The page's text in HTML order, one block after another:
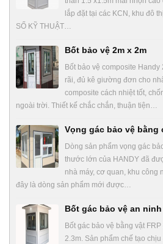
lắp đặt tại các KCN, khu đô
SỐ KỸ THUẬT…
Bốt bảo vệ 2m x 2m
Bốt bảo vệ composite
rãi, đủ kê giường đơn cho
composite cách nhiệt tốt,
ngoài trời. Thiết kế chắc chắn, thuận tiện…
Vọng gác bảo vệ
Dòng sản phẩm vọng gác
thước lớn của HANDY đã
nhà máy, cơ quan, khu công
đây là dòng sản phẩm mới được…
Bốt gác bảo vệ an ninh
Bốt gác bảo vệ bằng vật
2.3m. Sản phẩm chế tạo